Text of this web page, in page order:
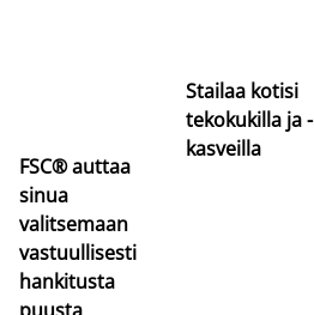
FSC® auttaa
sinua
valitsemaan
vastuullisesti
hankitusta
Stailaa kotisi
tekokukilla ja -
kasveilla